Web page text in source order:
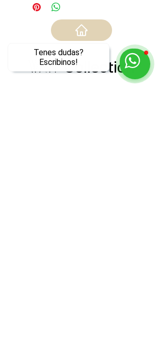
Tenes dudas?
Escribinos!
WATTCollection